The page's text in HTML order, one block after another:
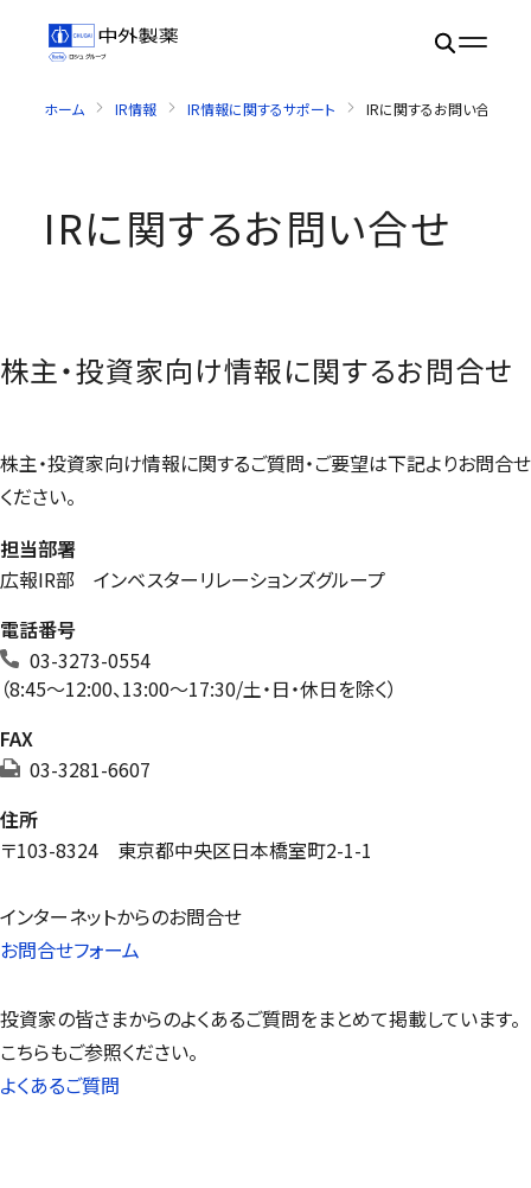
ホーム IR情報 IR情報に関するサポート IRに関するお問い合せ
IRに関するお問い合せ
株主・投資家向け情報に関するお問合せ
株主・投資家向け情報に関するご質問・ご要望は下記よりお問合せ
ください。
担当部署
広報IR部 インベスターリレーションズグループ
電話番号
03-3273-0554
（8:45〜12:00、13:00〜17:30/土・日・休日を除く）
FAX
03-3281-6607
住所
〒103-8324 東京都中央区日本橋室町2-1-1
インターネットからのお問合せ
お問合せフォーム
投資家の皆さまからのよくあるご質問をまとめて掲載しています。
こちらもご参照ください。
よくあるご質問